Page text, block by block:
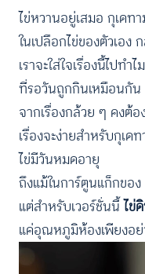
ไข่หวานอยู่เสมอ กุเดท
ในเปลือกไข่ของตัวเอ
เราจะใส่ใจเรื่องนี้ไปทำ
ที่รอวันถูกกินเหมือนกัน
จากเรื่องกล้วย ๆ คงต้อ
เรื่องจะง่ายสำหรับกุเด
ไข่มีวันหมดอายุ
ถึงแม้ในการ์ตูนแก็กของ
แต่สำหรับเวอร์ชั่นนี้ไข่
แค่อุณหภูมิห้องเพียงอย่